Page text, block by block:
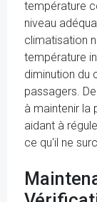
température
niveau
climatisation
température
diminution du
passagers.
à maintenir la
aidant à
ce qu'il ne